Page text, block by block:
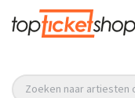
Zoeken naar artiesten